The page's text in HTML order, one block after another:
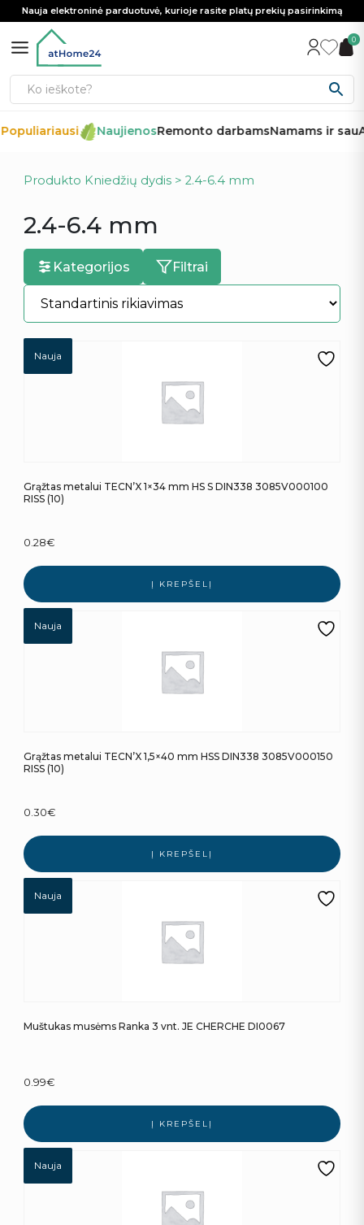
Nauja elektroninė parduotuvė, kurioje rasite platų prekių pasirinkimą
0
NaujienosRemonto darbamsNamams ir sau
Produkto Kniedžių dydis > 2.4-6.4 mm
2.4-6.4 mm
Kategorijos Filtrai
Nauja
Grąžtas metalui TECN’X 1×34 mm HS S DIN338 3085V000100
RISS (10)
0.28€
Į KREPŠELĮ
Nauja
Grąžtas metalui TECN’X 1,5×40 mm HSS DIN338 3085V000150
RISS (10)
0.30€
Į KREPŠELĮ
Nauja
Muštukas musėms Ranka 3 vnt. JE CHERCHE DI0067
0.99€
Į KREPŠELĮ
Nauja